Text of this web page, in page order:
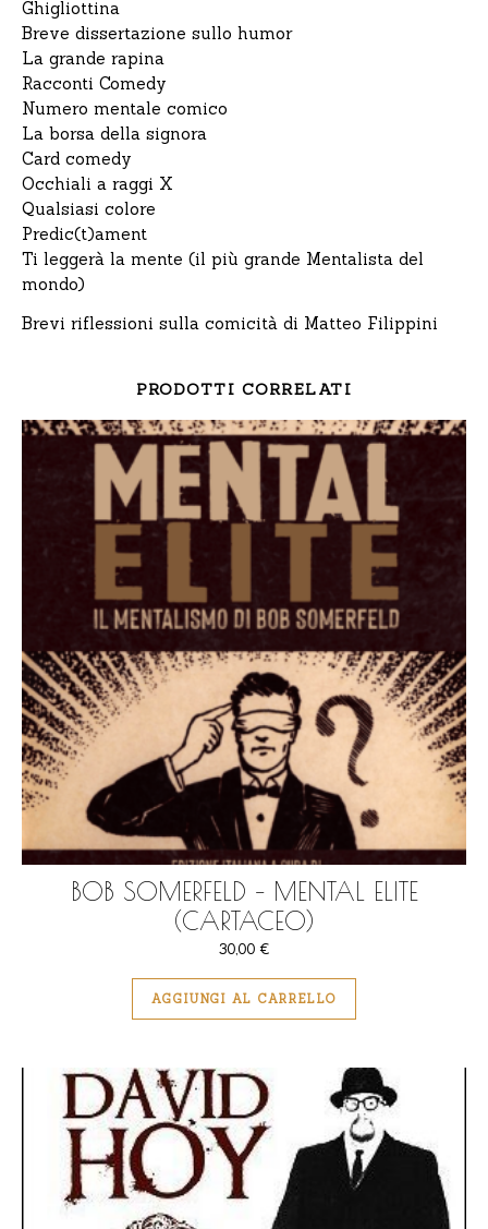
Ghigliottina
Breve dissertazione sullo humor
La grande rapina
Racconti Comedy
Numero mentale comico
La borsa della signora
Card comedy
Occhiali a raggi X
Qualsiasi colore
Predic(t)ament
Ti leggerà la mente (il più grande Mentalista del
mondo)
Brevi riflessioni sulla comicità di Matteo Filippini
PRODOTTI CORRELATI
BOB SOMERFELD – MENTAL ELITE
(CARTACEO)
30,00 €
AGGIUNGI AL CARRELLO